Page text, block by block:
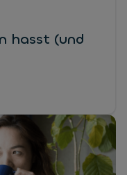
hasst (und